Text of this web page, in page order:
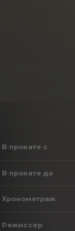
В прокате с
В прокате до
Хронометраж
Режиссер